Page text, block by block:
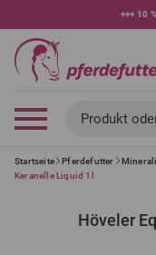
+++ 10
Produkt
Startseite Pferdefutter
Keranelle Liquid 1l
Höveler